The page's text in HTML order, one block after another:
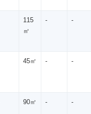
115
㎡
- -
45㎡ - -
90㎡ - -